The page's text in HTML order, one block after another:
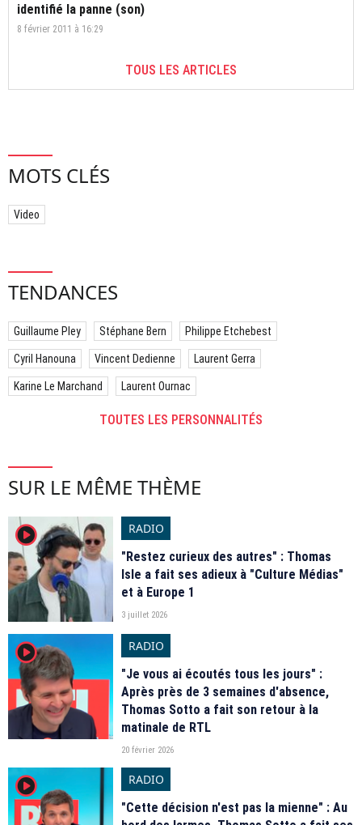
identifié la panne (son)
8 février 2011 à 16:29
TOUS LES ARTICLES
MOTS CLÉS
Video
TENDANCES
Guillaume Pley Stéphane Bern Philippe Etchebest
Cyril Hanouna Vincent Dedienne Laurent Gerra
Karine Le Marchand Laurent Ournac
TOUTES LES PERSONNALITÉS
SUR LE MÊME THÈME
player2
RADIO
"Restez curieux des autres" : Thomas
Isle a fait ses adieux à "Culture Médias"
et à Europe 1
3 juillet 2026
player2
RADIO
"Je vous ai écoutés tous les jours" :
Après près de 3 semaines d'absence,
Thomas Sotto a fait son retour à la
matinale de RTL
20 février 2026
player2
RADIO
"Cette décision n'est pas la mienne" : Au